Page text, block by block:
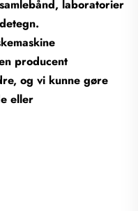
laboratorier
producent
og vi kunne gøre
eller